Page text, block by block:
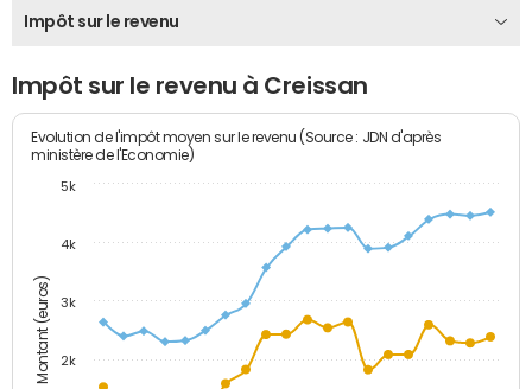
Impôt sur le revenu
Impôt sur le revenu à Creissan
Montant (euros)
Evolution de l'impôt moyen sur le revenu (Source : JDN d'après
ministère de l'Economie)
2k
3k
4k
5k